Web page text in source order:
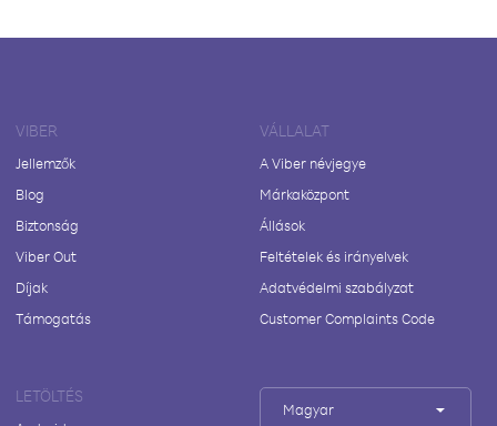
VIBER
Jellemzők
Blog
Biztonság
Viber Out
Díjak
Támogatás
VÁLLALAT
A Viber névjegye
Márkaközpont
Állások
Feltételek és irányelvek
Adatvédelmi szabályzat
Customer Complaints Code
LETÖLTÉS
Magyar